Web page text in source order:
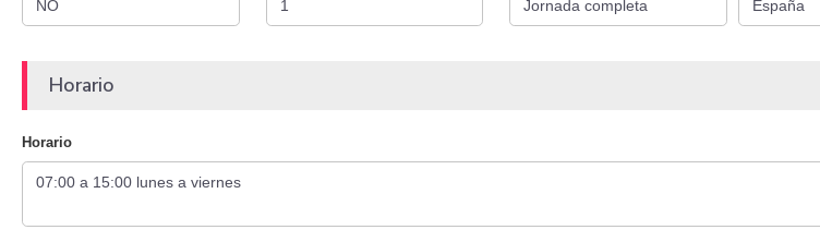
Horario
Horario